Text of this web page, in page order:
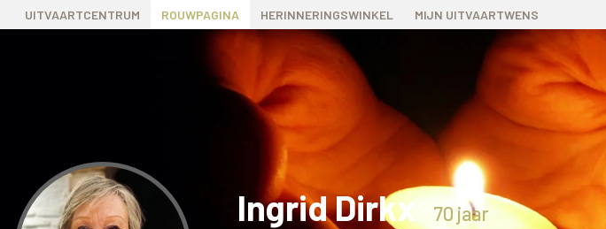
UITVAARTCENTRUM ROUWPAGINA HERINNERINGSWINKEL MIJN UITVAARTWENS
Ingrid Dirkx 70 jaar